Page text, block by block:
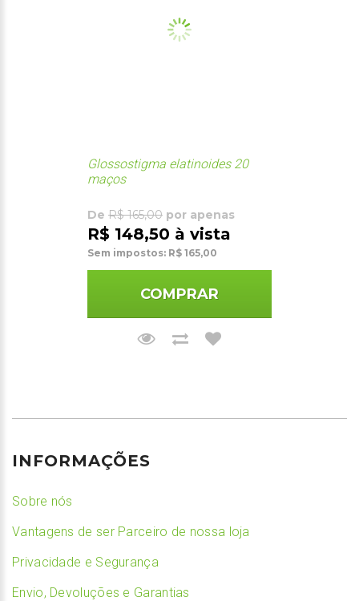
Glossostigma elatinoides 20
maços
De R$ 165,00 por apenas
R$ 148,50 à vista
Sem impostos: R$ 165,00
COMPRAR
INFORMAÇÕES
Sobre nós
Vantagens de ser Parceiro de nossa loja
Privacidade e Segurança
Envio, Devoluções e Garantias